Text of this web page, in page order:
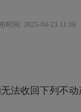
时间: 2025-04-23 11:06
法收回下列不